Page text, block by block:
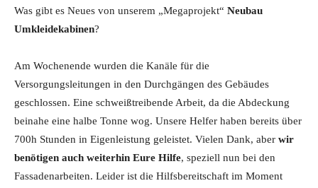
Was gibt es Neues von unserem „Megaprojekt“ Neubau
Umkleidekabinen?
Am Wochenende wurden die Kanäle für die
Versorgungsleitungen in den Durchgängen des Gebäudes
geschlossen. Eine schweißtreibende Arbeit, da die Abdeckung
beinahe eine halbe Tonne wog. Unsere Helfer haben bereits über
700h Stunden in Eigenleistung geleistet. Vielen Dank, aber wir
benötigen auch weiterhin Eure Hilfe, speziell nun bei den
Fassadenarbeiten. Leider ist die Hilfsbereitschaft im Moment